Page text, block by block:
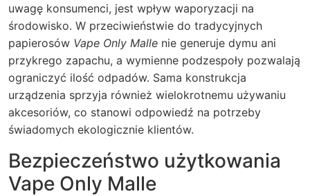
uwagę konsumenci, jest wpływ waporyzacji na
środowisko. W przeciwieństwie do tradycyjnych
papierosów Vape Only Malle nie generuje dymu ani
przykrego zapachu, a wymienne podzespoły pozwalają
ograniczyć ilość odpadów. Sama konstrukcja
urządzenia sprzyja również wielokrotnemu używaniu
akcesoriów, co stanowi odpowiedź na potrzeby
świadomych ekologicznie klientów.
Bezpieczeństwo użytkowania
Vape Only Malle